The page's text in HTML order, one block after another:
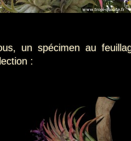
au feuillage
: